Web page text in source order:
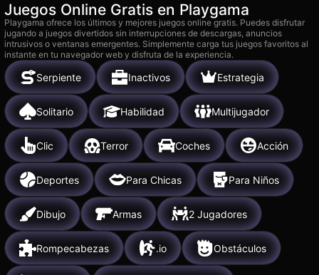
Juegos Online Gratis en Playgama
Playgama ofrece los últimos y mejores juegos online gratis. Puedes disfrutar
jugando a juegos divertidos sin interrupciones de descargas, anuncios
intrusivos o ventanas emergentes. Simplemente carga tus juegos favoritos al
instante en tu navegador web y disfruta de la experiencia.
Serpiente Inactivos Estrategia
Solitario Habilidad Multijugador
Clic Terror Coches Acción
Deportes Para Chicas Para Niños
Dibujo Armas 2 Jugadores
Rompecabezas .io Obstáculos